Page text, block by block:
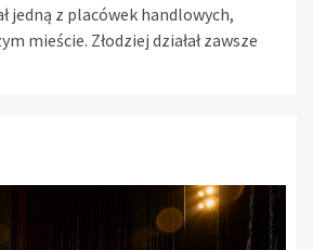
jedną z placówek handlowych,
mieście. Złodziej działał zawsze